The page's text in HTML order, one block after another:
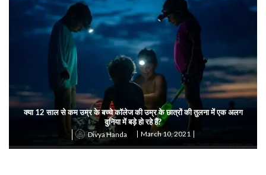
क्या 12 साल से कम उम्र के बच्चे कॉलेज की उम्र के छात्रों की तुलना में एक अलग
दुनिया में बड़े हो रहे हैं?
Divya Handa March 10, 2021